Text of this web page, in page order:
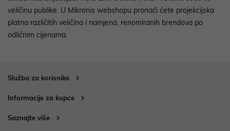
veličinu publike. U Mikronis webshopu pronaći ćete projekcijska
platna različitih veličina i namjena, renomiranih brendova po
odličnim cijenama.
Služba za korisnike
Informacije za kupce
Saznajte više